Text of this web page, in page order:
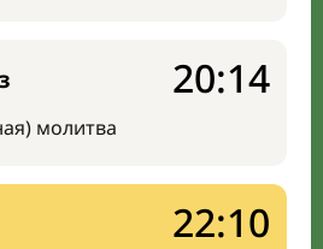
молитва
20:14
22:10